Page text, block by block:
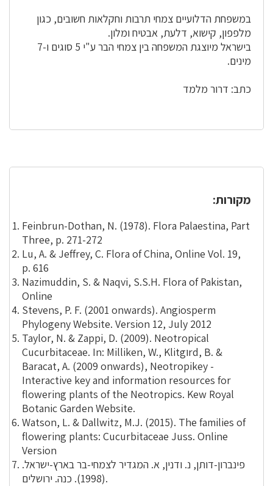
במשפחת הדלועיים צמחי תרבות וחקלאות חשובים, כגון
מלפפון, קישוא, דלעת, אבטיח ומלון.
בישראל מיוצגת המשפחה בין צמחי הבר ע"י 5 סוגים ו-7
מינים.
כתב: דרור מלמד
מקורות:
Feinbrun-Dothan, N. (1978). Flora Palaestina, Part
Three, p. 271-272
Lu, A. & Jeffrey, C. Flora of China, Online Vol. 19,
p. 616
Nazimuddin, S. & Naqvi, S.S.H. Flora of Pakistan,
Online
Stevens, P. F. (2001 onwards). Angiosperm
Phylogeny Website. Version 12, July 2012
Taylor, N. & Zappi, D. (2009). Neotropical
Cucurbitaceae. In: Milliken, W., Klitgוrd, B. &
Baracat, A. (2009 onwards), Neotropikey -
Interactive key and information resources for
flowering plants of the Neotropics. Kew Royal
Botanic Garden Website.
Watson, L. & Dallwitz, M.J. (2015). The families of
flowering plants: Cucurbitaceae Juss. Online
Version
פינברון-דותן, נ. ודנין, א. המגדיר לצמחי-בר בארץ-ישראל.
(1998). כנה. ירושלים.